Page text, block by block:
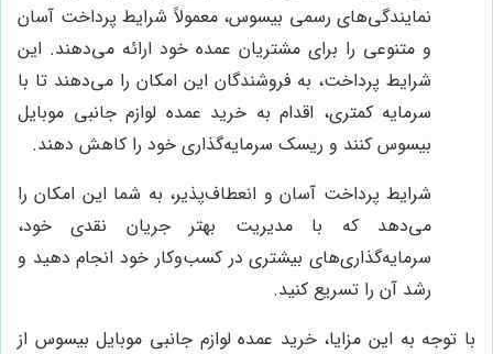
نمایندگی‌های رسمی بیسوس، معمولاً شرایط پرداخت آسان
و متنوعی را برای مشتریان عمده خود ارائه می‌دهند. این
شرایط پرداخت، به فروشندگان این امکان را می‌دهند تا با
سرمایه کمتری، اقدام به خرید عمده لوازم جانبی موبایل
بیسوس کنند و ریسک سرمایه‌گذاری خود را کاهش دهند.
شرایط پرداخت آسان و انعطاف‌پذیر، به شما این امکان را
می‌دهد که با مدیریت بهتر جریان نقدی خود،
سرمایه‌گذاری‌های بیشتری در کسب‌وکار خود انجام دهید و
رشد آن را تسریع کنید.
با توجه به این مزایا، خرید عمده لوازم جانبی موبایل بیسوس از